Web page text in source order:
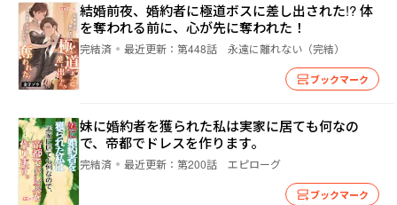
結婚前夜、婚約者に極道ボスに差し出された!? 体
を奪われる前に、心が先に奪われた！
完結済 最近更新： 第448話 永遠に離れない（完結）
ブックマーク
妹に婚約者を獲られた私は実家に居ても何なの
で、帝都でドレスを作ります。
完結済 最近更新： 第200話 エピローグ
ブックマーク